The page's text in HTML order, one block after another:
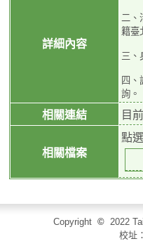
詳細內容
二、
籍臺
三、
四、
詢。
相關連結 目
相關檔案
點
Copyright © 2022
校址